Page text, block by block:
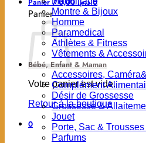
Panier
Votre panier est vide.
Retour à la boutique
0
Montre & Bijoux
Homme
Paramedical
Athlètes & Fitness
Vêtements &
Bébé, Enfant & Maman
Accessoires,
Complément
Désir de Grossesse
Grossesse &
Jouet
Porte, Sac &
Parfums